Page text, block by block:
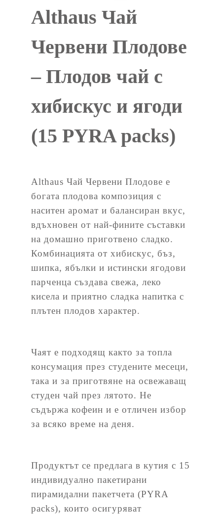
Althaus Чай
Червени Плодове
– Плодов чай с
хибискус и ягоди
(15 PYRA packs)
Althaus Чай Червени Плодове е
богата плодова композиция с
наситен аромат и балансиран вкус,
вдъхновен от най-фините съставки
на домашно приготвено сладко.
Комбинацията от хибискус, бъз,
шипка, ябълки и истински ягодови
парченца създава свежа, леко
кисела и приятно сладка напитка с
плътен плодов характер.
Чаят е подходящ както за топла
консумация през студените месеци,
така и за приготвяне на освежаващ
студен чай през лятото. Не
съдържа кофеин и е отличен избор
за всяко време на деня.
Продуктът се предлага в кутия с 15
индивидуално пакетирани
пирамидални пакетчета (PYRA
packs), които осигуряват